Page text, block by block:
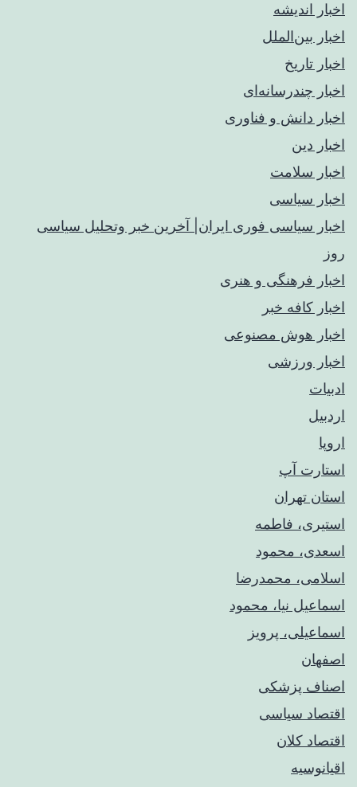
اخبار اندیشه
اخبار بین‌الملل
اخبار تاریخ
اخبار چندرسانه‌ای
اخبار دانش و فناوری
اخبار دین
اخبار سلامت
اخبار سیاسی
اخبار سیاسی فوری ایران| آخرین خبر وتحلیل سیاسی
روز
اخبار فرهنگی و هنری
اخبار کافه خبر
اخبار هوش مصنوعی
اخبار ورزشی
ادبیات
اردبیل
اروپا
استارت آپ
استان تهران
استیری، فاطمه
اسعدی، محمود
اسلامی، محمدرضا
اسماعیل نیا، محمود
اسماعیلی، پرویز
اصفهان
اصناف پزشکی
اقتصاد سیاسی
اقتصاد کلان
اقیانوسیه